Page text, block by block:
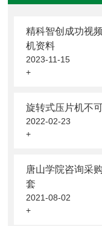
精科智创成功视
机资料
2023-11-15
+
旋转式压片机不
2022-02-23
+
唐山学院咨询采
套
2021-08-02
+